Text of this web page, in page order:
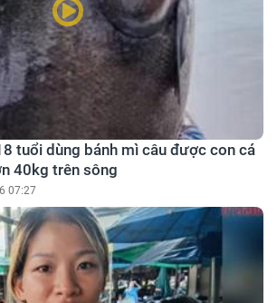
tuổi dùng bánh mì câu được con cá
40kg trên sông
07:27